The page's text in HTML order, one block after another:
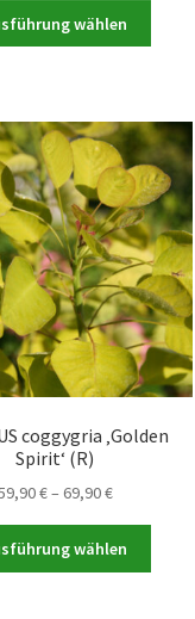
bis
96,90 €
wählen
auf.
Die
können
auf
der
gewählt
werden
coggygria ‚Golden
Spirit‘ (R)
€– 69,90€Preisspanne:
bis
69,90 €
wählen